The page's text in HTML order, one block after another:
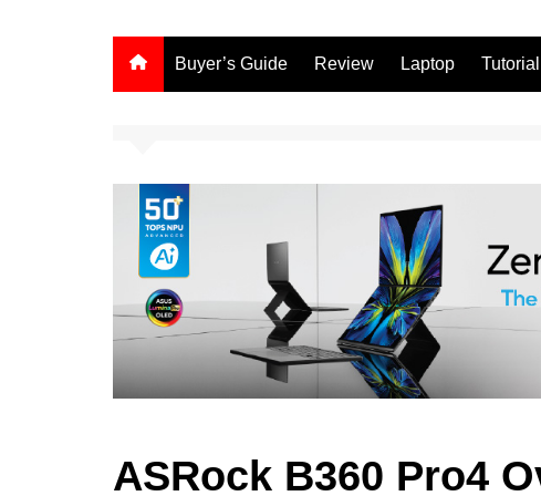
Buyer’s Guide Review Laptop Tutorial
ASRock B360 Pro4